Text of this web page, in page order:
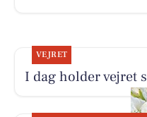
VEJRET
I dag holder vejret